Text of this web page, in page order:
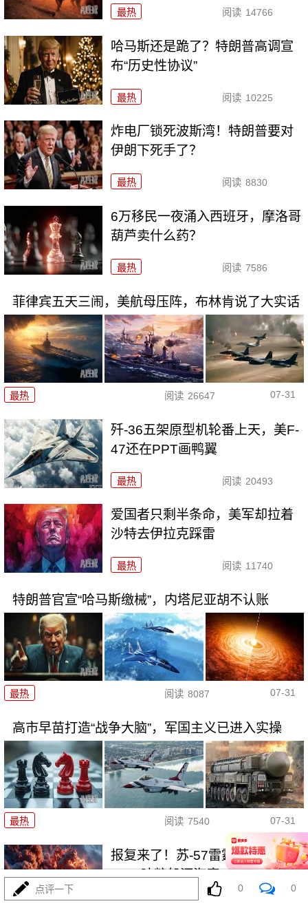
最热 阅读 14766
哈马斯还是跪了？特朗普高调宣
布“历史性协议”
最热 阅读 10225
炸电厂锁死波斯湾！特朗普要对
伊朗下死手了？
最热 阅读 8830
6万移民一夜涌入西班牙，摩洛哥
葫芦卖什么药？
最热 阅读 7586
菲律宾五天三闹，美航母压阵，布林肯说了大实话
最热 阅读 26647 07-31
歼-36五架原型机轮番上天，美F-
47还在PPT画鸭翼
最热 阅读 20493
爱国者只剩半条命，美军却拉着
沙特去伊拉克踩雷
最热 阅读 11740
特朗普官宣“哈马斯缴械”，内塔尼亚胡不认账
最热 阅读 8087 07-31
高市早苗打造“战争大脑”，军国主义已进入实操
最热 阅读 7540 07-31
报复来了！苏-57雷霆一击，
7000吨粮船沉海底
点评一下 0 0